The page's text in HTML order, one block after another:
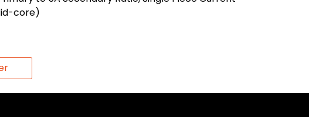
core)